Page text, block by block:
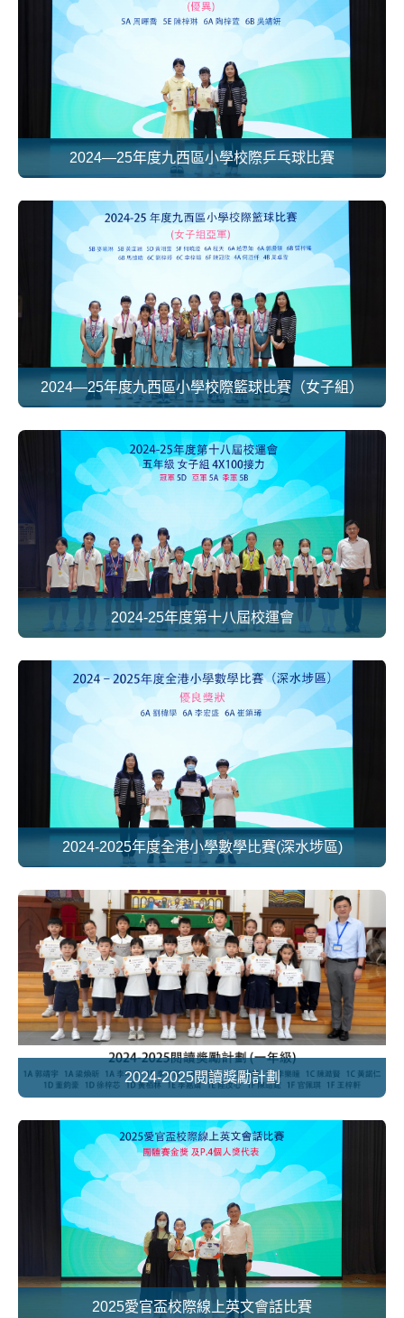
2024—25年度九西區小學校際乒乓球比賽
2024—25年度九西區小學校際籃球比賽（女子組）
2024-25年度第十八屆校運會
2024-2025年度全港小學數學比賽(深水埗區)
2024-2025閱讀獎勵計劃
2025愛官盃校際線上英文會話比賽